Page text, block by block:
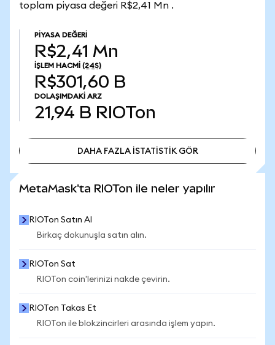
toplam piyasa değeri R$2,41 Mn .
PIYASA DEĞERI
R$2,41 Mn
İŞLEM HACMI (24S)
R$301,60 B
DOLAŞIMDAKI ARZ
21,94 B RIOTon
DAHA FAZLA İSTATİSTİK GÖR
MetaMask'ta RIOTon ile neler yapılır
RIOTon Satın Al
Birkaç dokunuşla satın alın.
RIOTon Sat
RIOTon coin'lerinizi nakde çevirin.
RIOTon Takas Et
RIOTon ile blokzincirleri arasında işlem yapın.